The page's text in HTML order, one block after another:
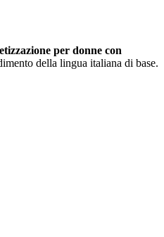
per donne con
della lingua italiana di base.